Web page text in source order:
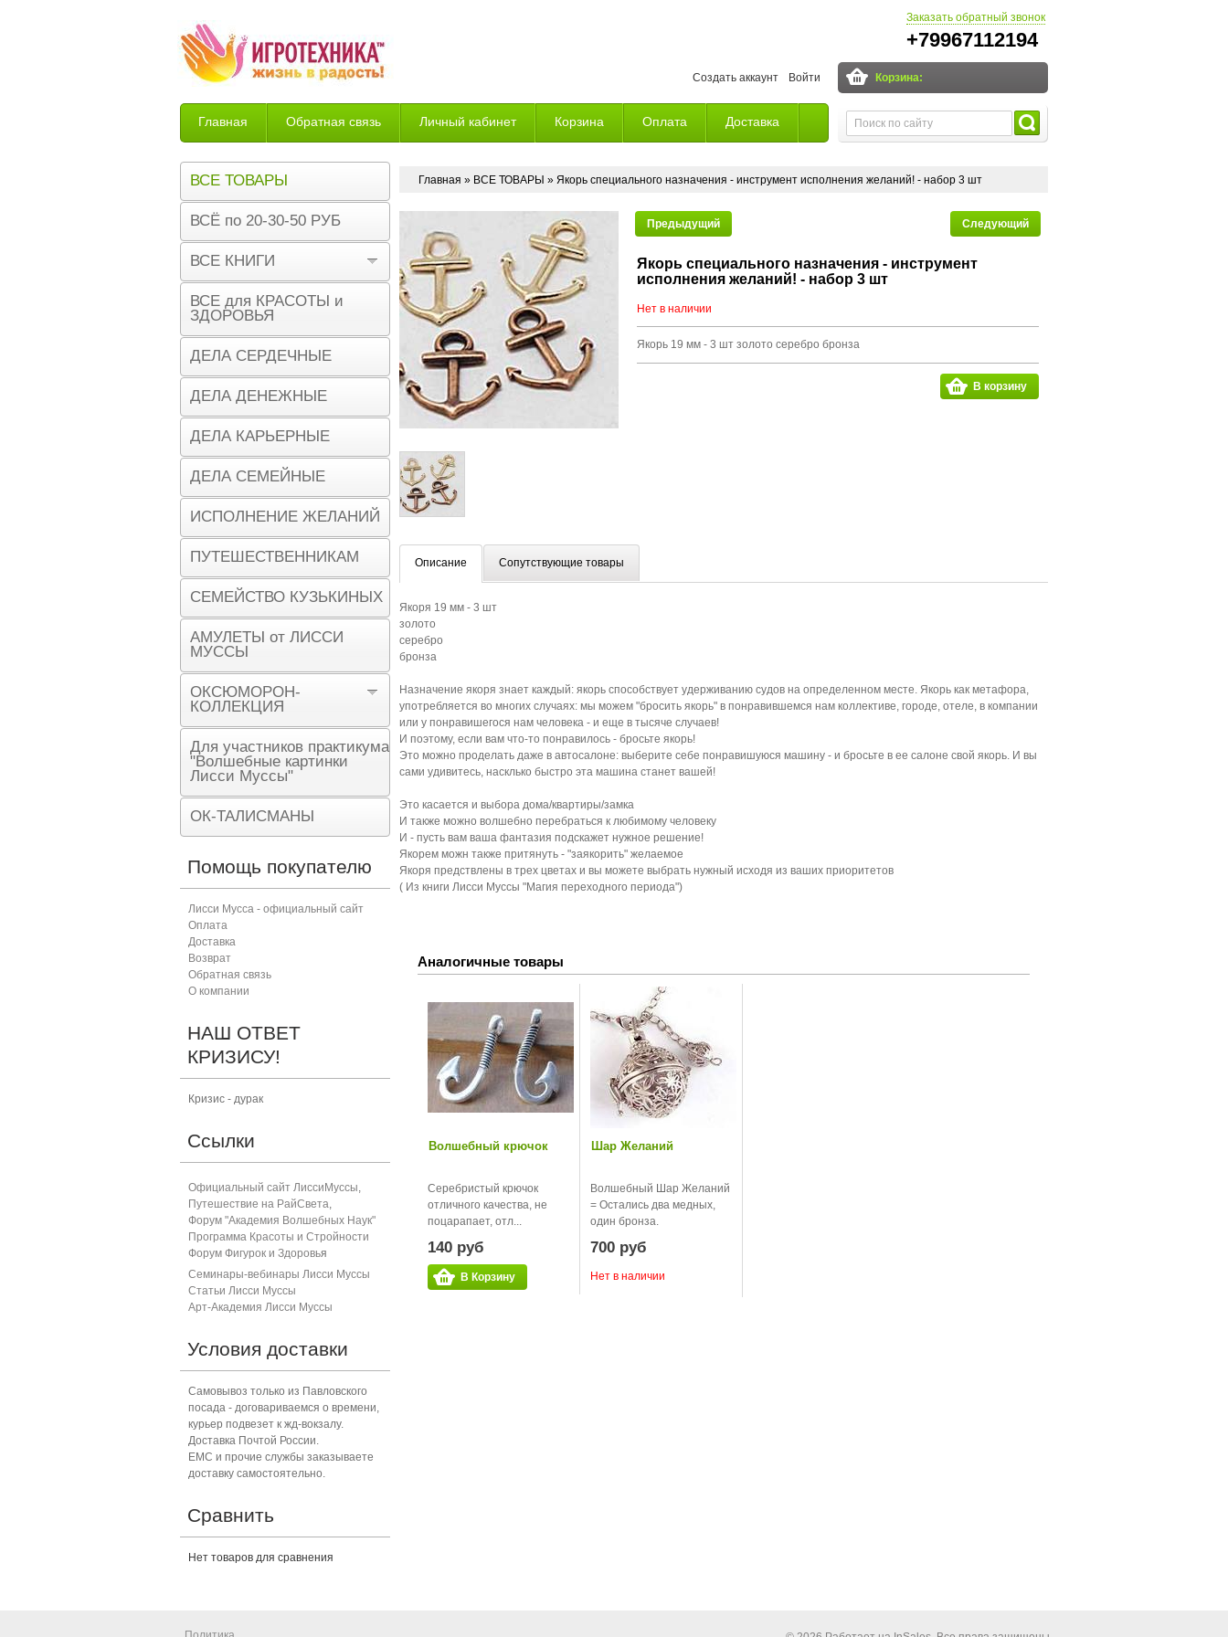
Заказать обратный звонок
+79967112194
Создать аккаунт Войти
Главная Обратная связь Личный кабинет Корзина Оплата Доставка
Возврат
Корзина:
Главная » ВСЕ ТОВАРЫ » Якорь специального назначения - инструмент исполнения желаний! - набор 3 шт
Предыдущий Следующий
Якорь специального назначения - инструмент
исполнения желаний! - набор 3 шт
Нет в наличии
Якорь 19 мм - 3 шт золото серебро бронза
В корзину
Описание Сопутствующие товары
Якоря 19 мм - 3 шт
золото
серебро
бронза
Назначение якоря знает каждый: якорь способствует удерживанию судов на определенном месте. Якорь как метафора,
употребляется во многих случаях: мы можем "бросить якорь" в понравившемся нам коллективе, городе, отеле, в компании
или у понравишегося нам человека - и еще в тысяче случаев!
И поэтому, если вам что-то понравилось - бросьте якорь!
Это можно проделать даже в автосалоне: выберите себе понравишуюся машину - и бросьте в ее салоне свой якорь. И вы
сами удивитесь, насклько быстро эта машина станет вашей!
Это касается и выбора дома/квартиры/замка
И также можно волшебно перебраться к любимому человеку
И - пусть вам ваша фантазия подскажет нужное решение!
Якорем можн также притянуть - "заякорить" желаемое
Якоря предствлены в трех цветах и вы можете выбрать нужный исходя из ваших приоритетов
( Из книги Лисси Муссы "Магия переходного периода")
Аналогичные товары
Волшебный крючок
Серебристый крючок
отличного качества, не
поцарапает, отл...
140 руб
В Корзину
Шар Желаний
Волшебный Шар Желаний
= Остались два медных,
один бронза.
700 руб
Нет в наличии
ВСЕ ТОВАРЫ
ВСЁ по 20-30-50 РУБ
ВСЕ КНИГИ
ВСЕ для КРАСОТЫ и
ЗДОРОВЬЯ
ДЕЛА СЕРДЕЧНЫЕ
ДЕЛА ДЕНЕЖНЫЕ
ДЕЛА КАРЬЕРНЫЕ
ДЕЛА СЕМЕЙНЫЕ
ИСПОЛНЕНИЕ ЖЕЛАНИЙ
ПУТЕШЕСТВЕННИКАМ
СЕМЕЙСТВО КУЗЬКИНЫХ
АМУЛЕТЫ от ЛИССИ
МУССЫ
ОКСЮМОРОН-
КОЛЛЕКЦИЯ
Для участников практикума
"Волшебные картинки
Лисси Муссы"
ОК-ТАЛИСМАНЫ
Помощь покупателю
Лисси Мусса - официальный сайт
Оплата
Доставка
Возврат
Обратная связь
О компании
НАШ ОТВЕТ
КРИЗИСУ!
Кризис - дурак
Ссылки
Официальный сайт ЛиссиМуссы,
Путешествие на РайСвета,
Форум "Академия Волшебных Наук"
Программа Красоты и Стройности
Форум Фигурок и Здоровья
Семинары-вебинары Лисси Муссы
Статьи Лисси Муссы
Арт-Академия Лисси Муссы
Условия доставки
Самовывоз только из Павловского
посада - договариваемся о времени,
курьер подвезет к жд-вокзалу.
Доставка Почтой России.
ЕМС и прочие службы заказываете
доставку самостоятельно.
Сравнить
Нет товаров для сравнения